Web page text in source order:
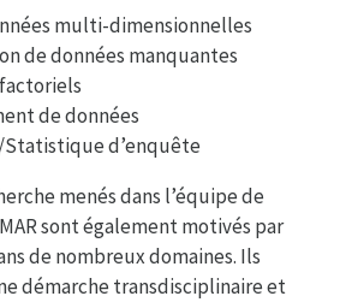
multi-dimensionnelles
de données manquantes
de données
Statistique d’enquête
menés dans l’équipe de
sont également motivés par
de nombreux domaines. Ils
démarche transdisciplinaire et